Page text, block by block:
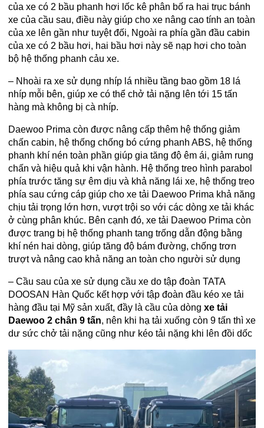
của xe có 2 bầu phanh hơi lốc kê phân bố ra hai trục bánh
xe của cầu sau, điều này giúp cho xe nâng cao tính an toàn
của xe lên gần như tuyệt đối, Ngoài ra phía gần đầu cabin
của xe có 2 bầu hơi, hai bầu hơi này sẽ nạp hơi cho toàn
bộ hệ thống phanh cảu xe.
– Nhoài ra xe sử dụng nhíp lá nhiều tầng bao gồm 18 lá
nhíp mỗi bên, giúp xe có thể chở tải nặng lên tới 15 tấn
hàng mà không bị cà nhíp.
Daewoo Prima còn được nâng cấp thêm hệ thống giảm
chấn cabin, hệ thống chống bó cứng phanh ABS, hệ thống
phanh khí nén toàn phần giúp gia tăng độ êm ái, giảm rung
chấn và hiệu quả khi vận hành. Hệ thống treo hình parabol
phía trước tăng sự êm dịu và khả năng lái xe, hệ thống treo
phía sau cứng cáp giúp cho xe tải Daewoo Prima khả năng
chịu tải trọng lớn hơn, vượt trội so với các dòng xe tải khác
ở cùng phân khúc. Bên cạnh đó, xe tải Daewoo Prima còn
được trang bị hệ thống phanh tang trống dẫn động bằng
khí nén hai dòng, giúp tăng độ bám đường, chống trơn
trượt và nâng cao khả năng an toàn cho người sử dụng
– Cầu sau của xe sử dụng cầu xe do tập đoàn TATA
DOOSAN Hàn Quốc kết hợp với tập đoàn đầu kéo xe tải
hàng đầu tại Mỹ sản xuất, đầy là cầu của dòng xe tải
Daewoo 2 chân 9 tấn, nên khi hạ tải xuống còn 9 tấn thì xe
dư sức chở tải nặng cũng như kéo tải nặng khi lên đồi dốc